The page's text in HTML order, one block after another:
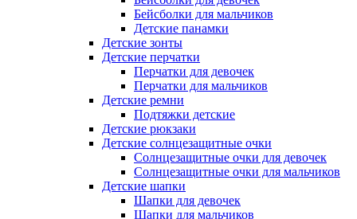
Бейсболки для мальчиков
Детские панамки
Детские зонты
Детские перчатки
Перчатки для девочек
Перчатки для мальчиков
Детские ремни
Подтяжки детские
Детские рюкзаки
Детские солнцезащитные очки
Солнцезащитные очки для девочек
Солнцезащитные очки для мальчиков
Детские шапки
Шапки для девочек
Шапки для мальчиков